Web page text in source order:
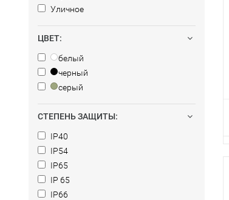
Уличное
ЦВЕТ:
белый
черный
серый
СТЕПЕНЬ ЗАЩИТЫ:
IP40
IP54
IP65
IP 65
IP66